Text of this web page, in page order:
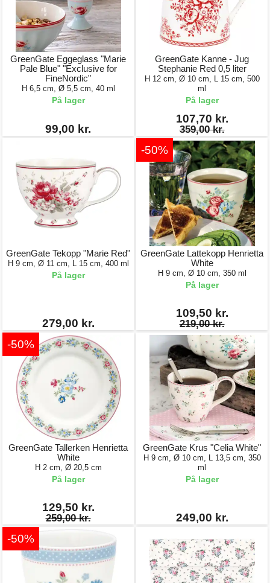
GreenGate Eggeglass "Marie
Pale Blue" "Exclusive for
FineNordic"
H 6,5 cm, Ø 5,5 cm, 40 ml
På lager
99,00 kr.
GreenGate Kanne - Jug
Stephanie Red 0,5 liter
H 12 cm, Ø 10 cm, L 15 cm, 500
ml
På lager
107,70 kr.
359,00 kr.
GreenGate Tekopp "Marie Red"
H 9 cm, Ø 11 cm, L 15 cm, 400 ml
På lager
279,00 kr.
-50%
GreenGate Lattekopp Henrietta
White
H 9 cm, Ø 10 cm, 350 ml
På lager
109,50 kr.
219,00 kr.
-50%
GreenGate Tallerken Henrietta
White
H 2 cm, Ø 20,5 cm
På lager
129,50 kr.
259,00 kr.
GreenGate Krus "Celia White"
H 9 cm, Ø 10 cm, L 13,5 cm, 350
ml
På lager
249,00 kr.
-50%